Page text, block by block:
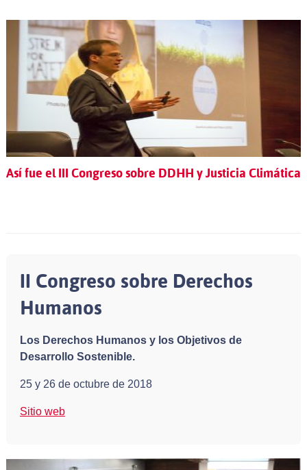
Así fue el III Congreso sobre DDHH y Justicia Climática
II Congreso sobre Derechos
Humanos
Los Derechos Humanos y los Objetivos de
Desarrollo Sostenible.
25 y 26 de octubre de 2018
Sitio web